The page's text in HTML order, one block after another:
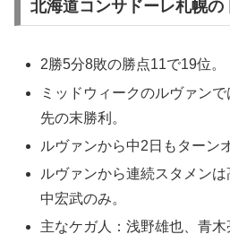
北海道コンサドーレ札幌の
2勝5分8敗の勝点11で19位。
ミッドウィークのルヴァン
先の末勝利。
ルヴァンから中2日もターン
ルヴァンから連続スタメン
中宏武のみ。
主なケガ人：浅野雄也、青